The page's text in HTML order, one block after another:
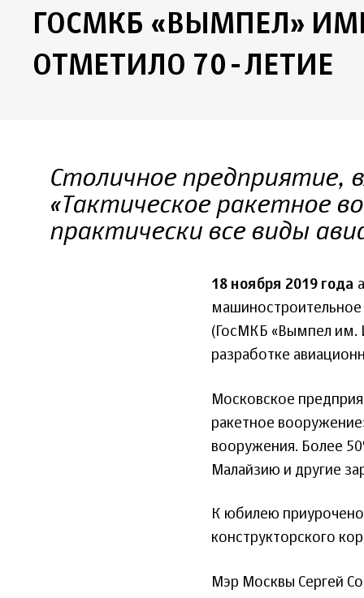
ГОСМКБ «ВЫМПЕЛ»
ОТМЕТИЛО 70-ЛЕТИЕ
Столичное предприятие,
«Тактическое ракетное
практически все виды
18 ноября 2019 года
(ГосМКБ «Вымпел им.
разработке
Московское
ракетное
вооружения. Более
Малайзию и другие
К юбилею
конструкторского
Мэр Москвы Сергей